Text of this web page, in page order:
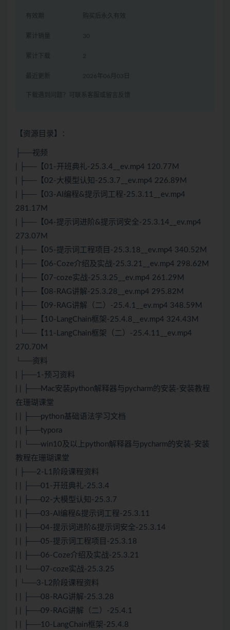
有效期 购买后永久有效
累计销量 30
累计下载 2
最近更新 2026年06月03日
下载遇到问题？可联系客服或留言反馈
【资源目录】：
├──视频
| ├──【01-开班典礼-25.3.4__ev.mp4 120.77M
| ├──【02-大模型认知-25.3.7__ev.mp4 226.89M
| ├──【03-AI编程&提示词工程-25.3.11__ev.mp4
281.17M
| ├──【04-提示词进阶&提示词安全-25.3.14__ev.mp4
273.07M
| ├──【05-提示词工程项目-25.3.18__ev.mp4 340.52M
| ├──【06-Coze介绍及实战-25.3.21__ev.mp4 298.62M
| ├──【07-coze实战-25.3.25__ev.mp4 261.29M
| ├──【08-RAG讲解-25.3.28__ev.mp4 295.82M
| ├──【09-RAG讲解（二）-25.4.1__ev.mp4 348.59M
| ├──【10-LangChain框架-25.4.8__ev.mp4 324.43M
| └──【11-LangChain框架（二）-25.4.11__ev.mp4
270.70M
└──资料
| ├──1-预习资料
| | ├──Mac安装python解释器与pycharm的安装-安装教程
在珊瑚课堂
| | ├──python基础语法学习文档
| | ├──typora
| | └──win10及以上python解释器与pycharm的安装-安装
教程在珊瑚课堂
| ├──2-L1阶段课程资料
| | ├──01-开班典礼-25.3.4
| | ├──02-大模型认知-25.3.7
| | ├──03-AI编程&提示词工程-25.3.11
| | ├──04-提示词进阶&提示词安全-25.3.14
| | ├──05-提示词工程项目-25.3.18
| | ├──06-Coze介绍及实战-25.3.21
| | └──07-coze实战-25.3.25
| └──3-L2阶段课程资料
| | ├──08-RAG讲解-25.3.28
| | ├──09-RAG讲解（二）-25.4.1
| | ├──10-LangChain框架-25.4.8